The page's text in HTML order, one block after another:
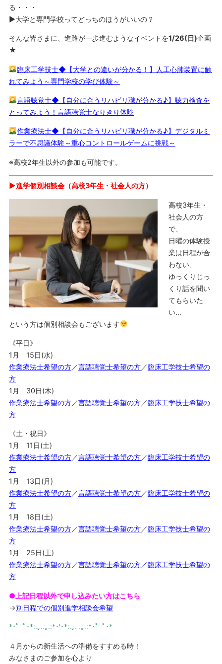
る・・・
▶大学と専門学校ってどっちのほうがいいの？
そんな皆さまに、進路が一歩進むようなイベントを1/26(日)企画
★
臨床工学技士◆【大学との違いが分かる！】人工心肺装置に触
れてみよう～専門学校の学び体験～
言語聴覚士◆【自分に合うリハビリ職が分かる♪】聴力検査を
とってみよう！言語聴覚士なりきり体験
作業療法士◆【自分に合うリハビリ職が分かる♪】デジタルミ
ラーで不思議体験～重心コントロールゲームに挑戦～
※高校2年生以外の参加も可能です。
▶︎進学個別相談会（高校3年生・社会人の方）
高校3年生・
社会人の方
で、
日曜の体験授
業は日程が合
わない、
ゆっくりじっ
くり話を聞い
てもらいた
い…
という方は個別相談会もございます
《平日》
1月 15日(水)
作業療法士希望の方／言語聴覚士希望の方／臨床工学技士希望の
方
1月 30日(木)
作業療法士希望の方／言語聴覚士希望の方／臨床工学技士希望の
方
《土・祝日》
1月 11日(土)
作業療法士希望の方／言語聴覚士希望の方／臨床工学技士希望の
方
1月 13日(月)
作業療法士希望の方／言語聴覚士希望の方／臨床工学技士希望の
方
1月 18日(土)
作業療法士希望の方／言語聴覚士希望の方／臨床工学技士希望の
方
1月 25日(土)
作業療法士希望の方／言語聴覚士希望の方／臨床工学技士希望の
方
●上記日程以外で申し込みたい方はこちら
→別日程での個別進学相談会希望
*･゜ﾟ･*:.｡..｡.:*･'･*:.｡. .｡.:*･゜ﾟ･*
４月からの新生活への準備をすすめる時！
みなさまのご参加を心より